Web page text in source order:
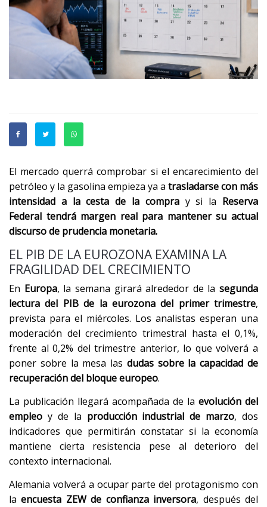
El mercado querrá comprobar si el encarecimiento del
petróleo y la gasolina empieza ya a trasladarse con más
intensidad a la cesta de la compray si la Reserva
Federal tendrá margen real para mantener su actual
discurso de prudencia monetaria.
EL PIB DE LA EUROZONA EXAMINA LA
FRAGILIDAD DEL CRECIMIENTO
En Europa, la semana girará alrededor de la segunda
lectura del PIB de la eurozona del primer trimestre,
prevista para el miércoles. Los analistas esperan una
moderación del crecimiento trimestral hasta el 0,1%,
frente al 0,2% del trimestre anterior, lo que volverá a
poner sobre la mesa las dudas sobre la capacidad de
recuperación del bloque europeo.
La publicación llegará acompañada de la evolución del
empleo y de la producción industrial de marzo, dos
indicadores que permitirán constatar si la economía
mantiene cierta resistencia pese al deterioro del
contexto internacional.
Alemania volverá a ocupar parte del protagonismo con
laencuesta ZEW de confianza inversora, después del